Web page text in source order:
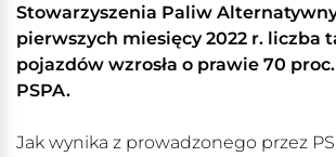
Stowarzyszenia Paliw
pierwszych miesięcy 2022 r. liczba
pojazdów wzrosła o prawie 70
PSPA.
Jak wynika z prowadzonego przez